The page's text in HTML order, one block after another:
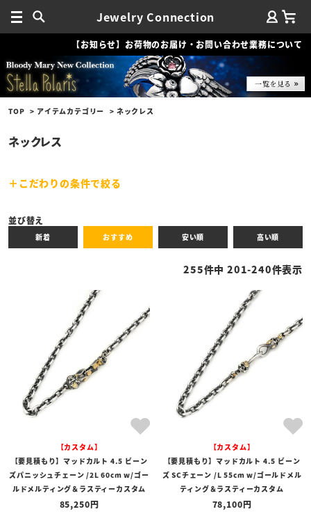
Jewelry Connection
【お知らせ】お荷物のお届け・お問い合わせ業務について
TOP アイテムカテゴリー ネックレス
ネックレス
こだわりの条件で絞る
全ての商品
予約商品 セール商品
ブランド
並び替え
新着 おすすめ 安い順 高い順
255件中 201-240件表示
【カスタム】
【要見積もり】マッドカルト 4.5 ビーン
ズパニッシュチェーン /2L 60cm w/ゴー
ルドメルティング＆ラスティーカスタム
85,250
【カスタム】
【要見積もり】マッドカルト 4.5 ビーン
ズ SCチェーン /L 55cm w/ゴールドメル
ティング＆ラスティーカスタム
78,100